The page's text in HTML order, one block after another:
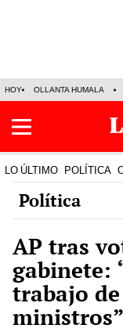
HOY OLLANTA HUMALA
LO ÚLTIMO POLÍTICA
Política
AP tras
gabinete:
trabajo
ministros”